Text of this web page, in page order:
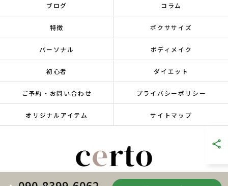
ブログ コラム
特徴 ボクササイズ
パーソナル ボディメイク
初心者 ダイエット
ご予約・お問い合わせ プライバシーポリシー
オリジナルアイテム サイトマップ